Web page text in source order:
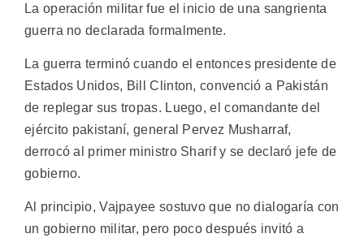
La operación militar fue el inicio de una sangrienta
guerra no declarada formalmente.
La guerra terminó cuando el entonces presidente de
Estados Unidos, Bill Clinton, convenció a Pakistán
de replegar sus tropas. Luego, el comandante del
ejército pakistaní, general Pervez Musharraf,
derrocó al primer ministro Sharif y se declaró jefe de
gobierno.
Al principio, Vajpayee sostuvo que no dialogaría con
un gobierno militar, pero poco después invitó a